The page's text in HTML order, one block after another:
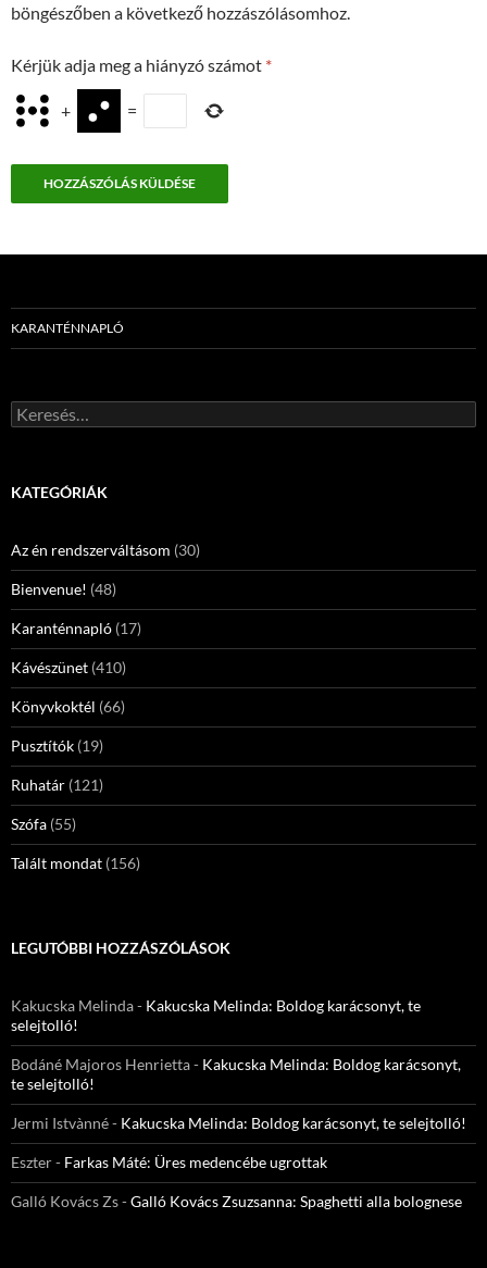
böngészőben a következő hozzászólásomhoz.
Kérjük adja meg a hiányzó számot *
+ =
KARANTÉNNAPLÓ
Keresés:
KATEGÓRIÁK
Az én rendszerváltásom (30)
Bienvenue! (48)
Karanténnapló (17)
Kávészünet (410)
Könyvkoktél (66)
Pusztítók (19)
Ruhatár (121)
Szófa (55)
Talált mondat (156)
LEGUTÓBBI HOZZÁSZÓLÁSOK
Kakucska Melinda- Kakucska Melinda: Boldog karácsonyt, te
selejtolló!
Bodáné Majoros Henrietta- Kakucska Melinda: Boldog karácsonyt,
te selejtolló!
Jermi Istvànné- Kakucska Melinda: Boldog karácsonyt, te selejtolló!
Eszter- Farkas Máté: Üres medencébe ugrottak
Galló Kovács Zs-Galló Kovács Zsuzsanna: Spaghetti alla bolognese